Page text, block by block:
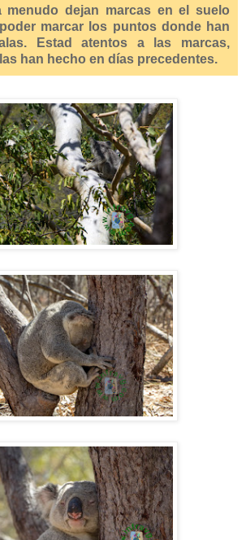
menudo dejan marcas en el suelo
marcar los puntos donde han
Estad atentos a las marcas,
han hecho en días precedentes.